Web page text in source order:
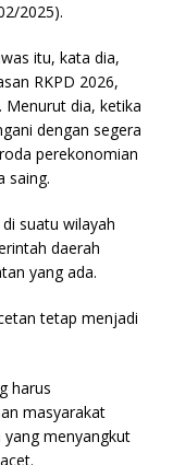
2025).
itu, kata dia,
RKPD 2026,
Menurut dia, ketika
dengan segera
perekonomian
saing.
suatu wilayah
daerah
yang ada.
tetap menjadi
harus
masyarakat
menyangkut